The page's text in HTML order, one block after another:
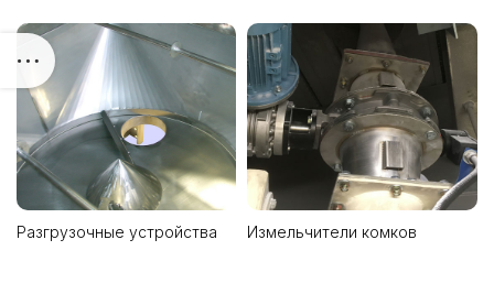
Разгрузочные устройства Измельчители комков